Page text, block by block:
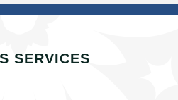
SERVICES